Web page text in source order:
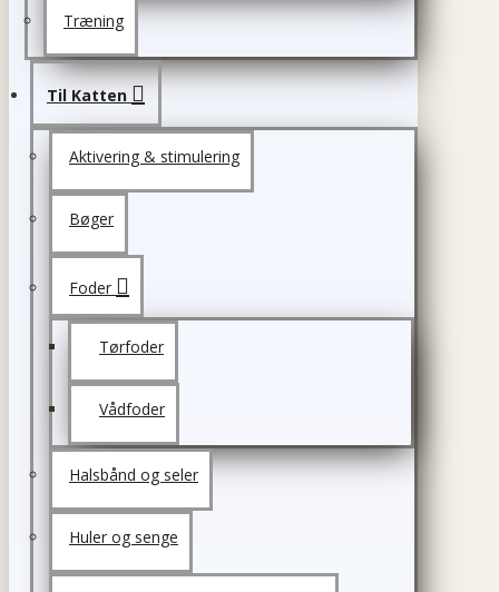
Træning
Til Katten
Aktivering & stimulering
Bøger
Foder
Tørfoder
Vådfoder
Halsbånd og seler
Huler og senge